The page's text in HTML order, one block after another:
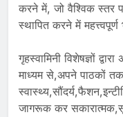
करने में, जो वैश्विक स्तर
स्थापित करने में महत्त्वपूर्ण
गृहस्वामिनी विशेषज्ञों
माध्यम से,अपने पाठकों तक
जागरूक कर